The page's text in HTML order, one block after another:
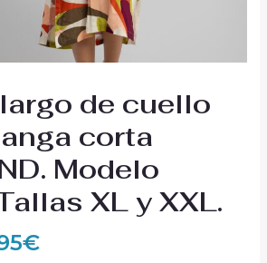
de cuello
corta
Modelo
XL y XXL.
€